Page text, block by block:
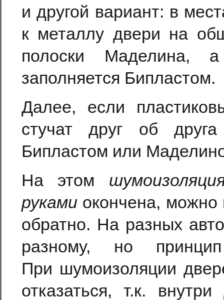
и другой вариант: в
к металлу двери на
полоски Маделина,
заполняется Бипластом.
Далее, если
стучат друг об
Бипластом или
На этом
руками окончена, можно
обратно. На разных
разному, но
При шумоизоляции
отказаться, т.к.